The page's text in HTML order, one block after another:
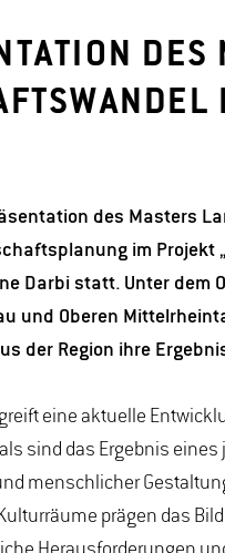
des Masters
im Projekt
Darbi statt. Unter dem
und Oberen
der Region ihre
eine aktuelle
sind das Ergebnis
menschlicher
prägen das